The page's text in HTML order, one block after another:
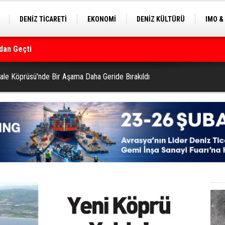
DENİZ TİCARETİ EKONOMİ DENİZ KÜLTÜRÜ
IMO
Geçti
Köprüsü'nde Bir Aşama Daha Geride Bırakıldı